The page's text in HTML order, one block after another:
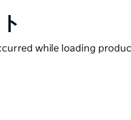
while loading